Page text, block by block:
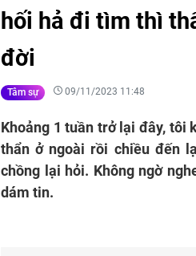
hối hả đi tìm thì
đời
Tâm sự 09/11/2023 11:48
Khoảng 1 tuần trở lại đây, tôi
thẩn ở ngoài rồi chiều đến
chồng lại hỏi. Không ngờ
dám tin.